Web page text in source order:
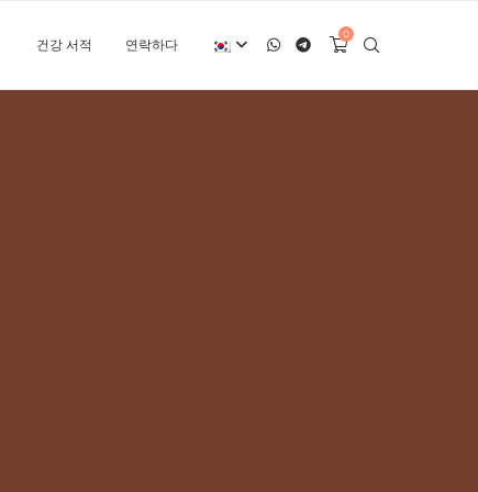
건강 서적 연락하다
0